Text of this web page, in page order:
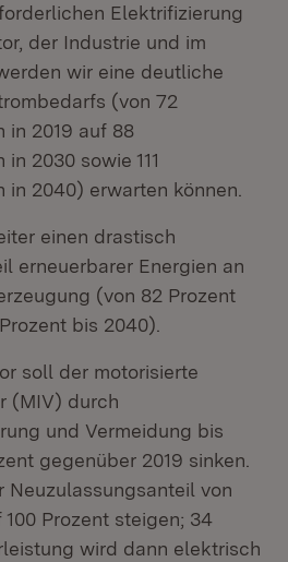
Elektrifizierung
der Industrie und im
wir eine deutliche
(von 72
in 2019 auf 88
2030 sowie 111
in 2040) erwarten können.
einen drastisch
erneuerbarer Energien an
(von 82 Prozent
bis 2040).
soll der motorisierte
(MIV) durch
und Vermeidung bis
gegenüber 2019 sinken.
Neuzulassungsanteil von
Prozent steigen; 34
wird dann elektrisch